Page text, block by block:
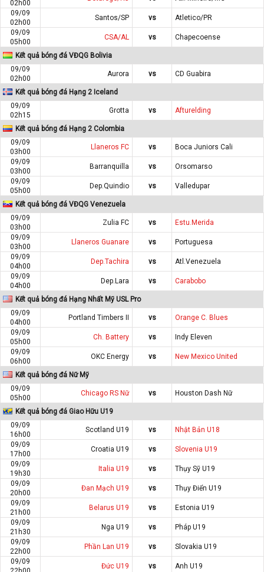
02h00
09/09
02h00
Santos/SP vs
Atletico/PR
09/09
05h00
CSA/AL vs Chapecoense
Kết quả bóng đá VĐQG Bolivia
09/09
02h00
Aurora vs CD Guabira
Kết quả bóng đá Hạng 2 Iceland
09/09
02h15
Grotta vs Afturelding
Kết quả bóng đá Hạng 2 Colombia
09/09
03h00
Llaneros FC vs
Boca Juniors Cali
09/09
03h00
Barranquilla vs
Orsomarso
09/09
05h00
Dep.Quindio vs Valledupar
Kết quả bóng đá VĐQG Venezuela
09/09
03h00
Zulia FC vs
Estu.Merida
09/09
03h00
Llaneros Guanare vs
Portuguesa
09/09
04h00
Dep.Tachira vs
Atl.Venezuela
09/09
04h00
Dep.Lara vs Carabobo
Kết quả bóng đá Hạng Nhất Mỹ USL Pro
09/09
04h00
Portland Timbers II vs
Orange C. Blues
09/09
05h00
Ch. Battery vs
Indy Eleven
09/09
06h00
OKC Energy vs New Mexico United
Kết quả bóng đá Nữ Mỹ
09/09
05h00
Chicago RS Nữ vs Houston Dash Nữ
Kết quả bóng đá Giao Hữu U19
09/09
16h00
Scotland U19 vs
Nhật Bản U18
09/09
17h00
Croatia U19 vs
Slovenia U19
09/09
19h30
Italia U19 vs
Thụy Sỹ U19
09/09
20h00
Đan Mạch U19 vs
Thụy Điển U19
09/09
21h00
Belarus U19 vs
Estonia U19
09/09
21h30
Nga U19 vs
Pháp U19
09/09
22h00
Phần Lan U19 vs
Slovakia U19
09/09
Đức U19 vs Anh U19